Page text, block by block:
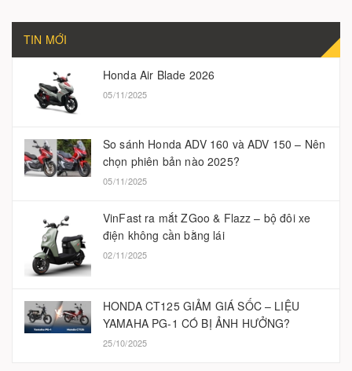
TIN MỚI
Honda Air Blade 2026
05/11/2025
So sánh Honda ADV 160 và ADV 150 – Nên
chọn phiên bản nào 2025?
05/11/2025
VinFast ra mắt ZGoo & Flazz – bộ đôi xe
điện không cần bằng lái
02/11/2025
HONDA CT125 GIẢM GIÁ SỐC – LIỆU
YAMAHA PG-1 CÓ BỊ ẢNH HƯỞNG?
25/10/2025